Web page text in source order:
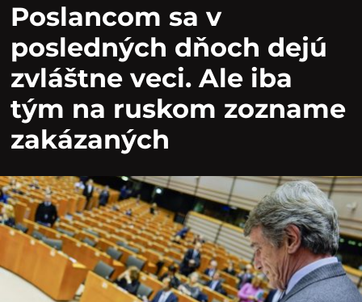
Poslancom sa v
posledných dňoch dejú
zvláštne veci. Ale iba
tým na ruskom zozname
zakázaných